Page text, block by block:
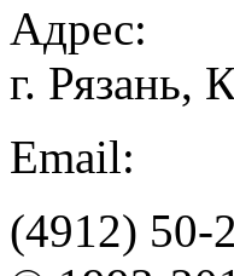
Адрес:
г. Рязань,
Email:
(4912) 50-